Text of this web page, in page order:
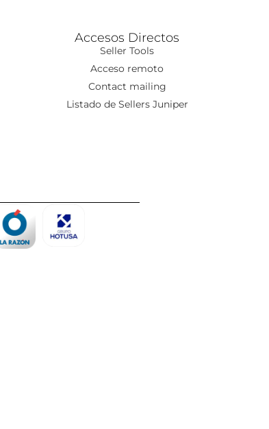
Accesos Directos
Seller Tools
Acceso remoto
Contact mailing
Listado de Sellers Juniper